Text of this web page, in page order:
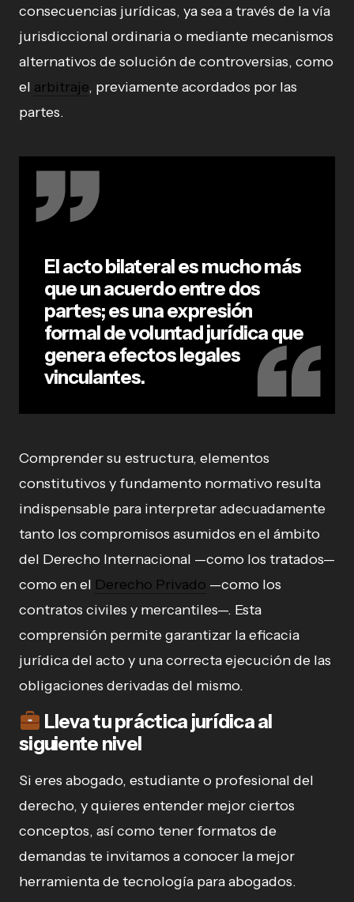
consecuencias jurídicas, ya sea a través de la vía
jurisdiccional ordinaria o mediante mecanismos
alternativos de solución de controversias, como
el arbitraje, previamente acordados por las
partes.
El acto bilateral es mucho más
que un acuerdo entre dos
partes; es una expresión
formal de voluntad jurídica que
genera efectos legales
vinculantes.
Comprender su estructura, elementos
constitutivos y fundamento normativo resulta
indispensable para interpretar adecuadamente
tanto los compromisos asumidos en el ámbito
del Derecho Internacional —como los tratados—
como en el Derecho Privado —como los
contratos civiles y mercantiles—. Esta
comprensión permite garantizar la eficacia
jurídica del acto y una correcta ejecución de las
obligaciones derivadas del mismo.
Lleva tu práctica jurídica al
siguiente nivel
Si eres abogado, estudiante o profesional del
derecho, y quieres entender mejor ciertos
conceptos, así como tener formatos de
demandas te invitamos a conocer la mejor
herramienta de tecnología para abogados.